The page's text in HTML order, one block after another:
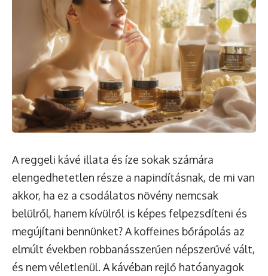
A reggeli kávé illata és íze sokak számára
elengedhetetlen része a napindításnak, de mi van
akkor, ha ez a csodálatos növény nemcsak
belülről, hanem kívülről is képes felpezsdíteni és
megújítani bennünket? A koffeines bőrápolás az
elmúlt években robbanásszerűen népszerűvé vált,
és nem véletlenül. A kávéban rejlő hatóanyagok